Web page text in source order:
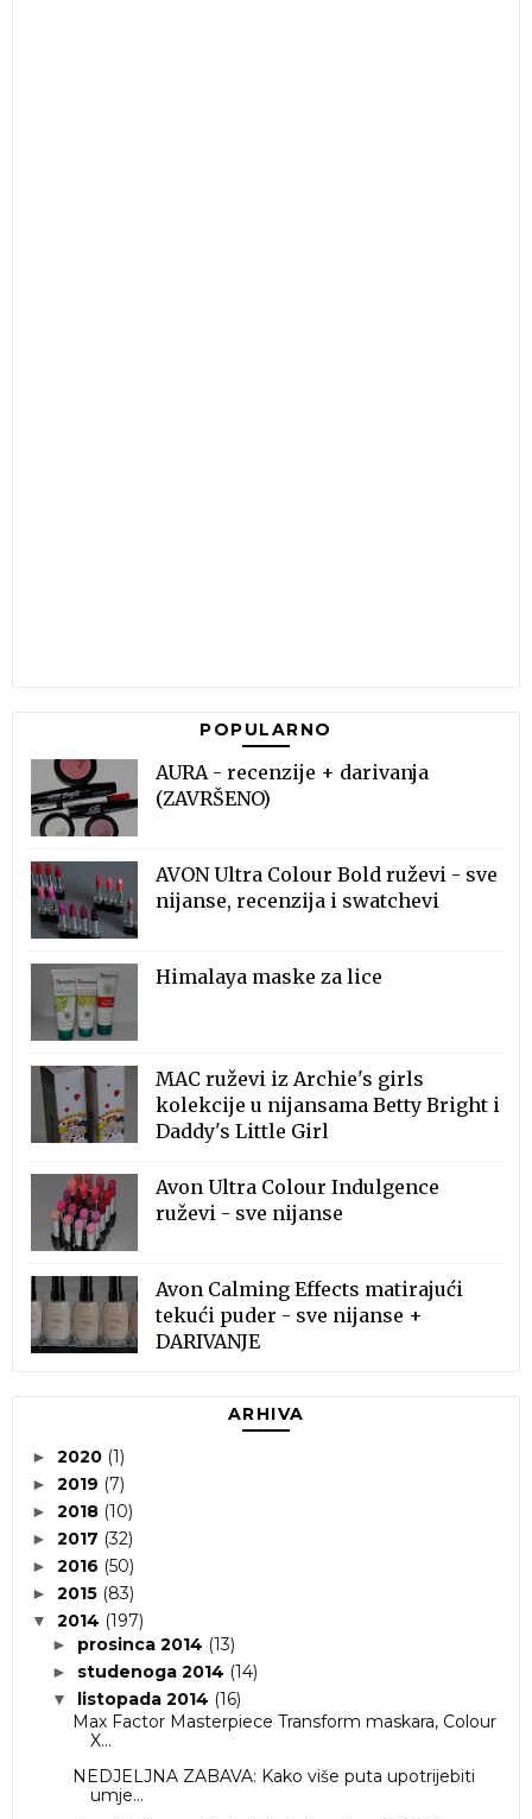
POPULARNO
AURA - recenzije + darivanja
(ZAVRŠENO)
AVON Ultra Colour Bold ruževi - sve
nijanse, recenzija i swatchevi
Himalaya maske za lice
MAC ruževi iz Archie's girls
kolekcije u nijansama Betty Bright i
Daddy's Little Girl
Avon Ultra Colour Indulgence
ruževi - sve nijanse
Avon Calming Effects matirajući
tekući puder - sve nijanse +
DARIVANJE
ARHIVA
► 2020 (1)
► 2019 (7)
► 2018 (10)
► 2017 (32)
► 2016 (50)
► 2015 (83)
▼ 2014 (197)
► prosinca 2014 (13)
► studenoga 2014 (14)
▼ listopada 2014 (16)
Max Factor Masterpiece Transform maskara, Colour
X...
NEDJELJNA ZABAVA: Kako više puta upotrijebiti
umje...